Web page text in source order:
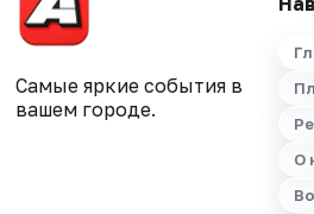
Самые яркие события в
вашем городе.
О